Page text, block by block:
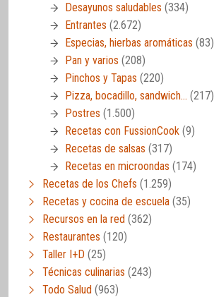
Desayunos saludables (334)
Entrantes (2.672)
Especias, hierbas aromáticas (83)
Pan y varios (208)
Pinchos y Tapas (220)
Pizza, bocadillo, sandwich… (217)
Postres (1.500)
Recetas con FussionCook (9)
Recetas de salsas (317)
Recetas en microondas (174)
Recetas de los Chefs (1.259)
Recetas y cocina de escuela (35)
Recursos en la red (362)
Restaurantes (120)
Taller I+D (25)
Técnicas culinarias (243)
Todo Salud (963)